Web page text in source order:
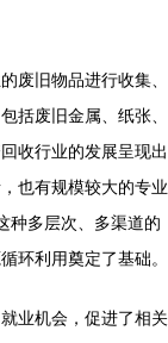
废旧物品进行收集、
括废旧金属、纸张、
收行业的发展呈现出
也有规模较大的专业
种多层次、多渠道的
环利用奠定了基础。
业机会，促进了相关